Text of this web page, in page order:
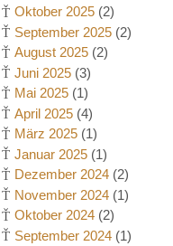
Oktober 2025 (2)
September 2025 (2)
August 2025 (2)
Juni 2025 (3)
Mai 2025 (1)
April 2025 (4)
März 2025 (1)
Januar 2025 (1)
Dezember 2024 (2)
November 2024 (1)
Oktober 2024 (2)
September 2024 (1)